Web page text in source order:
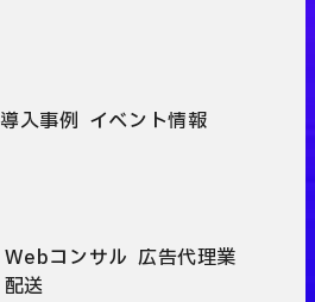
導入事例 イベント情報
Webコンサル 広告代理業
配送